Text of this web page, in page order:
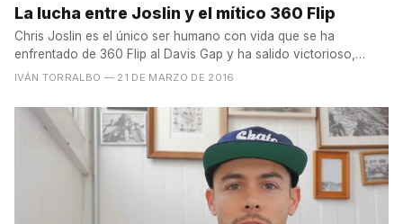
La lucha entre Joslin y el mítico 360 Flip
Chris Joslin es el único ser humano con vida que se ha
enfrentado de 360 Flip al Davis Gap y ha salido victorioso,
pero...
IVÁN TORRALBO — 21 DE MARZO DE 2016